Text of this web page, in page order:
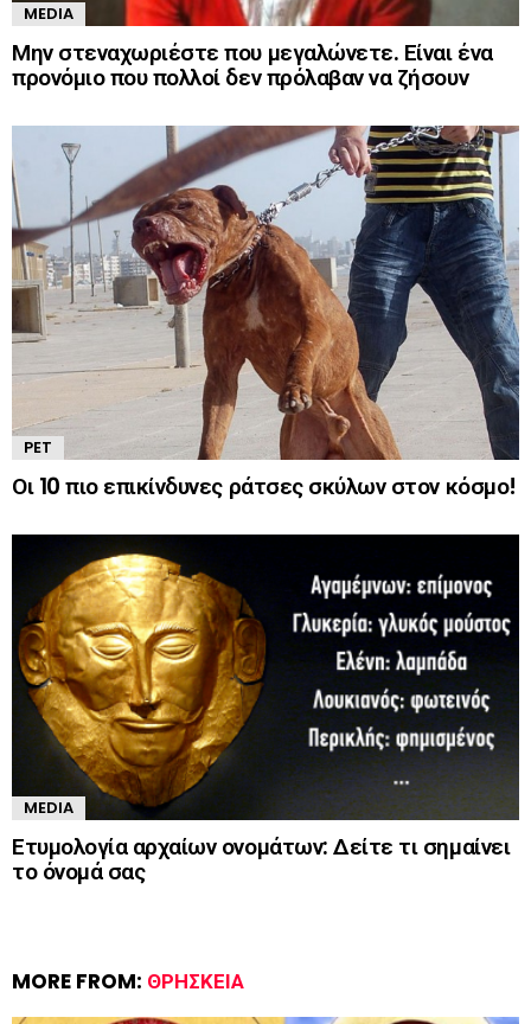
MEDIA
Μην στεναχωριέστε που μεγαλώνετε. Είναι ένα
προνόμιο που πολλοί δεν πρόλαβαν να ζήσουν
PET
Οι 10 πιο επικίνδυνες ράτσες σκύλων στον κόσμο!
MEDIA
Ετυμολογία αρχαίων ονομάτων: Δείτε τι σημαίνει
το όνομά σας
MORE FROM: ΘΡΗΣΚΕΊΑ